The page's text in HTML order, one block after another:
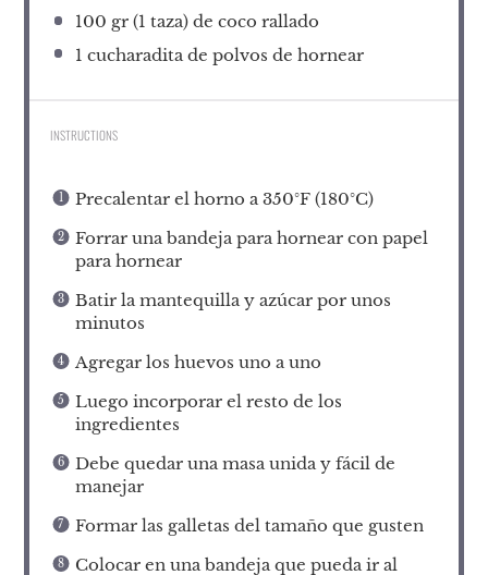
100 gr (1 taza) de coco rallado
1 cucharadita de polvos de hornear
INSTRUCTIONS
Precalentar el horno a 350°F (180°C)
Forrar una bandeja para hornear con papel
para hornear
Batir la mantequilla y azúcar por unos
minutos
Agregar los huevos uno a uno
Luego incorporar el resto de los
ingredientes
Debe quedar una masa unida y fácil de
manejar
Formar las galletas del tamaño que gusten
Colocar en una bandeja que pueda ir al